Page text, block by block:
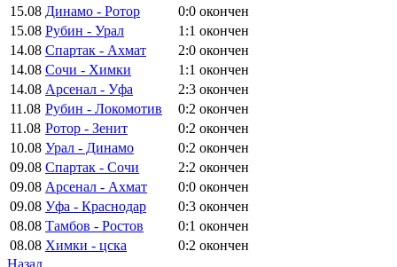
15.08 Динамо - Ротор 0:0 окончен
15.08 Рубин - Урал 1:1 окончен
14.08 Спартак - Ахмат 2:0 окончен
14.08 Сочи - Химки 1:1 окончен
14.08 Арсенал - Уфа 2:3 окончен
11.08 Рубин - Локомотив 0:2 окончен
11.08 Ротор - Зенит 0:2 окончен
10.08 Урал - Динамо 0:2 окончен
09.08 Спартак - Сочи 2:2 окончен
09.08 Арсенал - Ахмат 0:0 окончен
09.08 Уфа - Краснодар 0:3 окончен
08.08 Тамбов - Ростов 0:1 окончен
08.08 Химки - цска 0:2 окончен
Назад